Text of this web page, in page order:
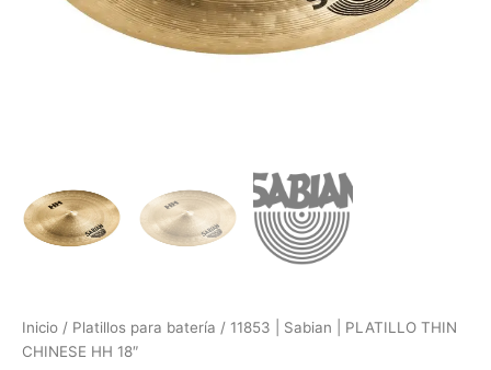
Inicio / Platillos para batería / 11853 | Sabian | PLATILLO THIN
CHINESE HH 18″